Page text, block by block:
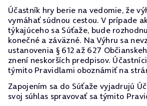
Účastník hry berie na vedomie, že
vymáhať súdnou cestou. V prípade
týkajúceho sa Súťaže, bude
konečné a záväzné. Na Výhru sa
ustanovenia § 612 až 627
znení neskorších predpisov.
týmito Pravidlami oboznámiť na
Zapojením sa do Súťaže vyjadrujú
svoj súhlas spravovať sa týmito